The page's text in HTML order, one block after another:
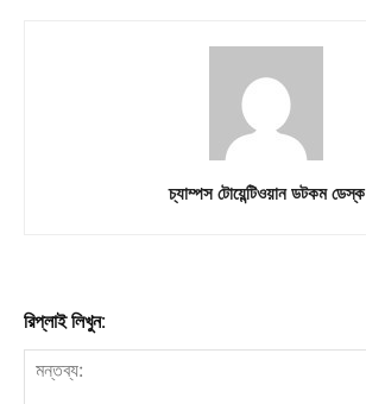
চ্যাম্পস টোয়েন্টিওয়ান ডটকম ডেস্ক
রিপ্লাই লিখুন: